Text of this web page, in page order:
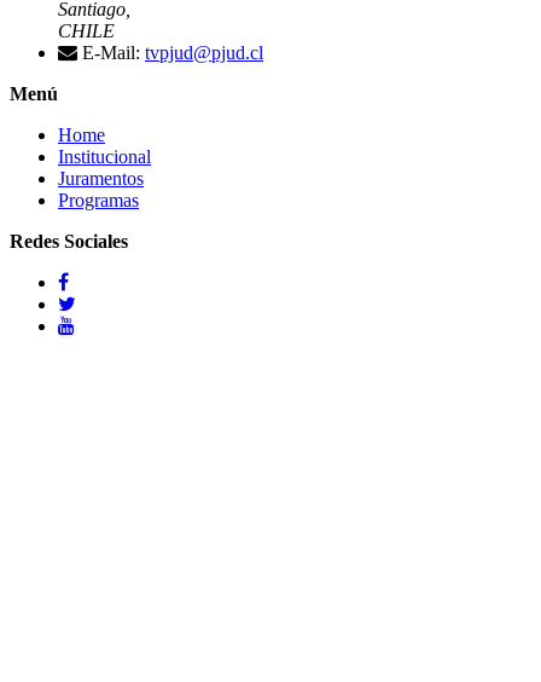
Santiago,
CHILE
E-Mail: tvpjud@pjud.cl
Menú
Home
Institucional
Juramentos
Programas
Redes Sociales